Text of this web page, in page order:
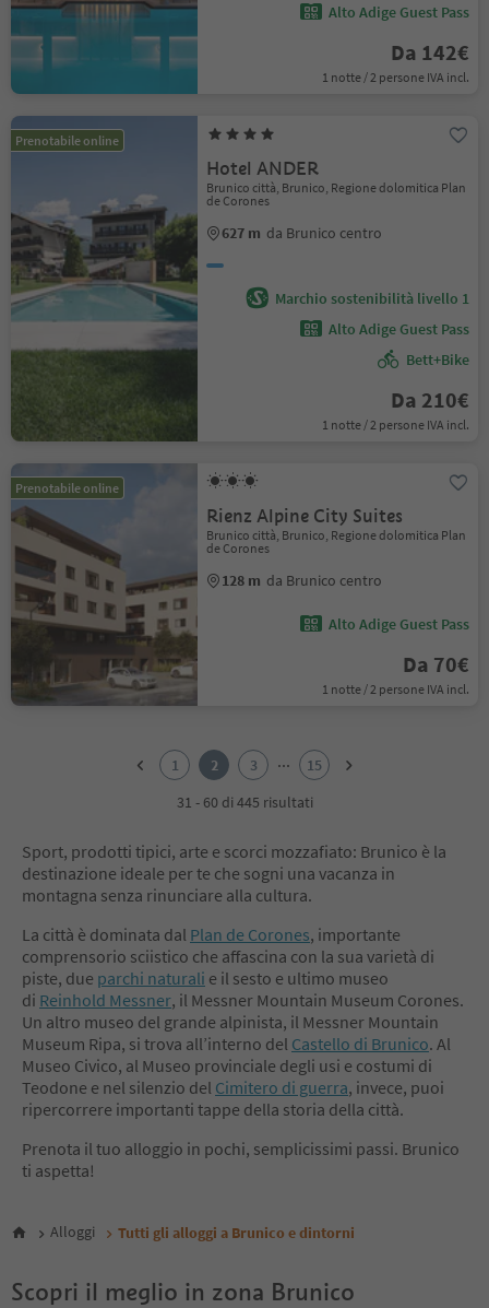
Alto Adige Guest Pass
Da 142€
1 notte / 2 persone IVA incl.
Prenotabile online
Hotel ANDER
Brunico città, Brunico, Regione dolomitica Plan
de Corones
627 m da Brunico centro
Marchio sostenibilità livello 1
Alto Adige Guest Pass
Bett+Bike
Da 210€
1 notte / 2 persone IVA incl.
Prenotabile online
Rienz Alpine City Suites
Brunico città, Brunico, Regione dolomitica Plan
de Corones
128 m da Brunico centro
Alto Adige Guest Pass
Da 70€
1 notte / 2 persone IVA incl.
10
11
12
13
14
15
1 2 3 ...
15
31 - 60 di 445 risultati
Sport, prodotti tipici, arte e scorci mozzafiato: Brunico è la
destinazione ideale per te che sogni una vacanza in
montagna senza rinunciare alla cultura.
La città è dominata dal Plan de Corones, importante
comprensorio sciistico che affascina con la sua varietà di
piste, due parchi naturali e il sesto e ultimo museo
di Reinhold Messner, il Messner Mountain Museum Corones.
Un altro museo del grande alpinista, il Messner Mountain
Museum Ripa, si trova all’interno del Castello di Brunico. Al
Museo Civico, al Museo provinciale degli usi e costumi di
Teodone e nel silenzio del Cimitero di guerra, invece, puoi
ripercorrere importanti tappe della storia della città.
Prenota il tuo alloggio in pochi, semplicissimi passi. Brunico
ti aspetta!
Alloggi Tutti gli alloggi a Brunico e dintorni
Scopri il meglio in zona Brunico